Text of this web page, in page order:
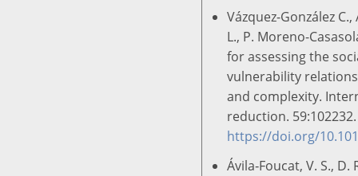
Vázquez-González
L., P. Moreno-
for assessing the
vulnerability
and complexity.
reduction. 59:102232.
https://doi.org/
Ávila‐Foucat, V. S., D.